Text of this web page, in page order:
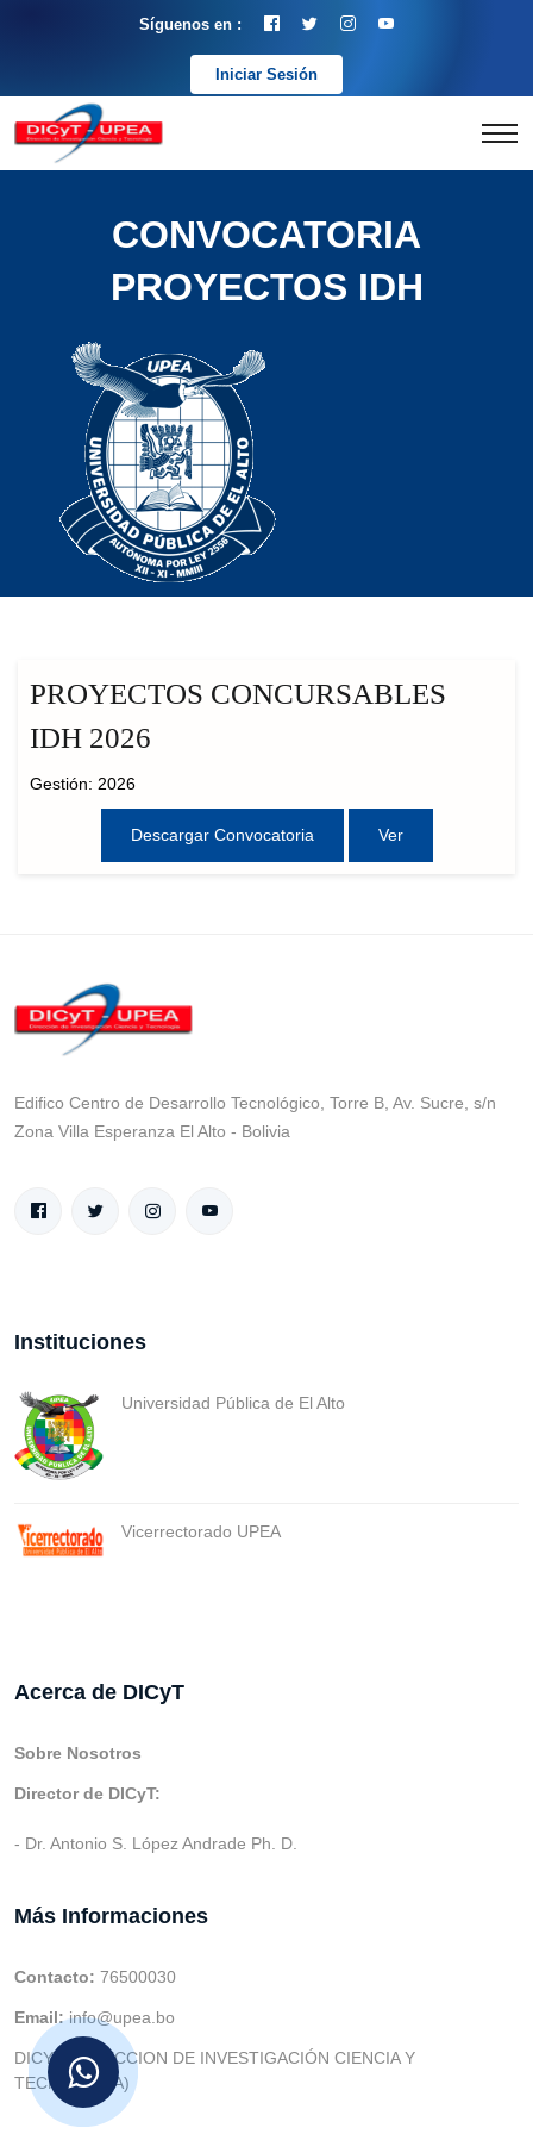
Síguenos en :
Iniciar Sesión
CONVOCATORIA
PROYECTOS IDH
PROYECTOS CONCURSABLES
IDH 2026
Gestión: 2026
Descargar Convocatoria Ver
Edifico Centro de Desarrollo Tecnológico, Torre B, Av. Sucre, s/n
Zona Villa Esperanza El Alto - Bolivia
Instituciones
Universidad Pública de El Alto
Vicerrectorado UPEA
Acerca de DICyT
Sobre Nosotros
Director de DICyT:
- Dr. Antonio S. López Andrade Ph. D.
Más Informaciones
Contacto: 76500030
Email:info@upea.bo
DICYT (DIRECCION DE INVESTIGACIÓN CIENCIA Y
TECNOLOGIA)